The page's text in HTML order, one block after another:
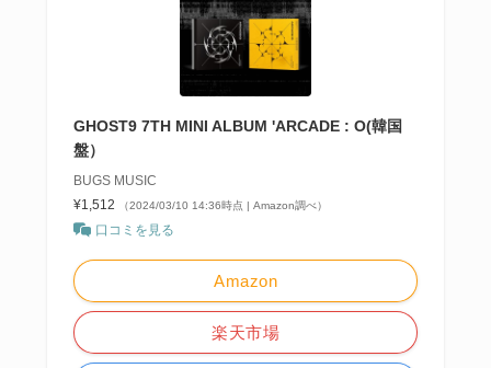
GHOST9 7TH MINI ALBUM 'ARCADE : O(韓国
盤）
BUGS MUSIC
¥1,512
（2024/03/10 14:36時点 | Amazon調べ）
口コミを見る
Amazon
楽天市場